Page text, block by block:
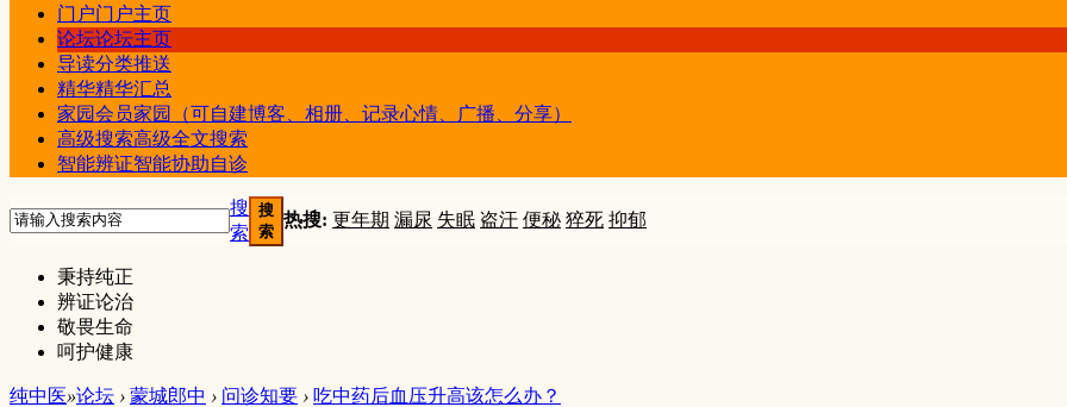
门户门户主页
论坛论坛主页
导读分类推送
精华精华汇总
家园会员家园（可自建博客、相册、记录心情、广播、分享）
高级搜索高级全文搜索
智能辨证智能协助自诊
搜
索
搜
索
热搜: 更年期 漏尿 失眠 盗汗 便秘 猝死 抑郁
秉持纯正
辨证论治
敬畏生命
呵护健康
纯中医»论坛 › 蒙城郎中 › 问诊知要 › 吃中药后血压升高该怎么办？